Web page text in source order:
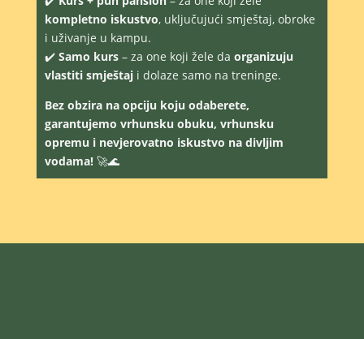
kompletno iskustvo, uključujući smještaj, obroke
i uživanje u kampu.
✔️ Samo kurs– za one koji žele da organizuju
vlastiti smještaji dolaze samo na treninge.
Bez obzira na opciju koju odaberete,
garantujemo vrhunsku obuku, vrhunsku
opremu i nevjerovatno iskustvo na divljim
vodama!🚀🌊